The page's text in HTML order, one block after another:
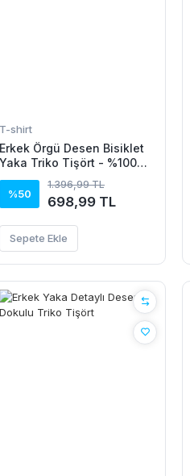
T-shirt
Erkek Örgü Desen Bisiklet
Yaka Triko Tişört - %100
Pamuk Akrilik
%50
1.396,99 TL
698,99 TL
Sepete Ekle